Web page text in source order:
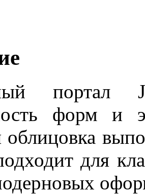
портал
форм и
облицовка
для